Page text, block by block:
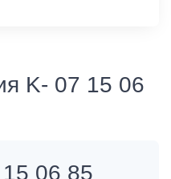
K- 07 15 06
06 85